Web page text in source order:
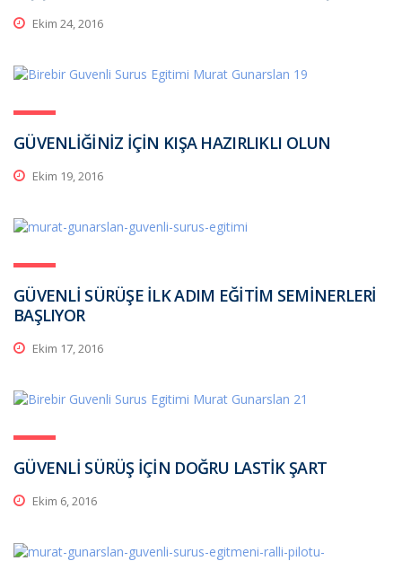
Ekim 24, 2016
GÜVENLİĞİNİZ İÇİN KIŞA HAZIRLIKLI OLUN
Ekim 19, 2016
GÜVENLİ SÜRÜŞE İLK ADIM EĞİTİM SEMİNERLERİ
BAŞLIYOR
Ekim 17, 2016
GÜVENLİ SÜRÜŞ İÇİN DOĞRU LASTİK ŞART
Ekim 6, 2016